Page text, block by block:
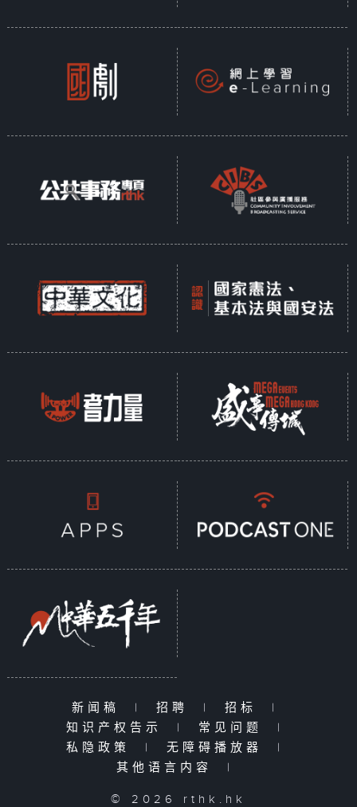
新闻稿 | 招聘 | 招标
|
知识产权告示
| 常见问题
|
私隐政策
| 无障碍播放器
|
其他语言内容
|
© 2026 rthk.hk